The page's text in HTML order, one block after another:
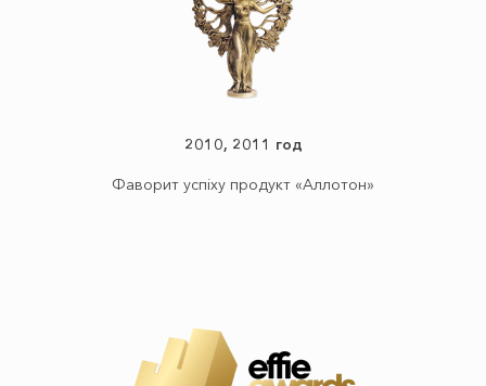
2010, 2011 год
Фаворит успіху продукт «Аллотон»